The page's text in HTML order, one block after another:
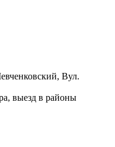
Вул.
выезд в районы